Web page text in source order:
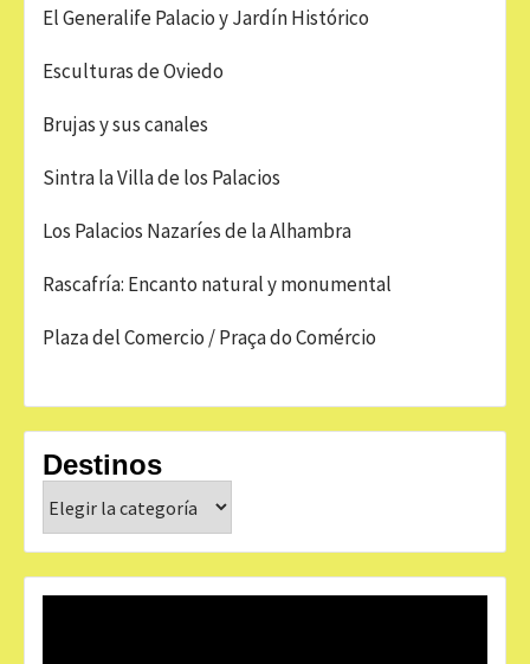
El Generalife Palacio y Jardín Histórico
Esculturas de Oviedo
Brujas y sus canales
Sintra la Villa de los Palacios
Los Palacios Nazaríes de la Alhambra
Rascafría: Encanto natural y monumental
Plaza del Comercio / Praça do Comércio
Destinos